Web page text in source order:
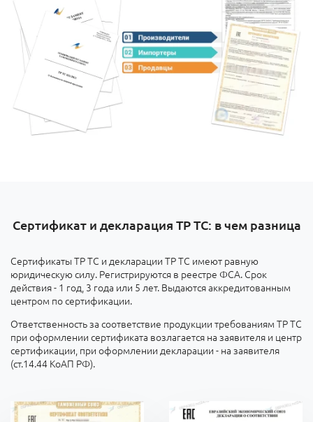
Сертификат и декларация ТР ТС: в чем разница
Сертификаты ТР ТС и декларации ТР ТС имеют равную
юридическую силу. Регистрируются в реестре ФСА. Срок
действия - 1 год, 3 года или 5 лет. Выдаются аккредитованным
центром по сертификации.
Ответственность за соответствие продукции требованиям ТР ТС
при оформлении сертификата возлагается на заявителя и центр
сертификации, при оформлении декларации - на заявителя
(ст.14.44 КоАП РФ).